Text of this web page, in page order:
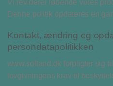
Vi reviderer løbende vores
Denne politik opdateres en
Kontakt, ændring og
persondatapolitikken
www.soltand.dk forpligter sig
lovgivningens krav til